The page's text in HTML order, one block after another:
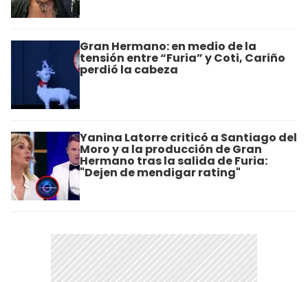
Gran Hermano: en medio de la
tensión entre “Furia” y Coti, Cariño
perdió la cabeza
Yanina Latorre criticó a Santiago del
Moro y a la producción de Gran
Hermano tras la salida de Furia:
"Dejen de mendigar rating"